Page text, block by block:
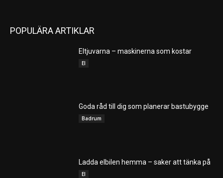
POPULÄRA ARTIKLAR
Eltjuvarna – maskinerna som kostar
El
Goda råd till dig som planerar bastubygge
Badrum
Ladda elbilen hemma – saker att tänka på
El